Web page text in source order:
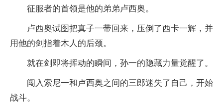
征服者的首领是他的弟弟卢西奥。
卢西奥试图把真子一带回来，压倒了西卡一辉，并
用他的剑指着木人的后颈。
就在剑即将挥动的瞬间，孙一的隐藏力量觉醒了。
闯入索尼一和卢西奥之间的三郎迷失了自己，开始
战斗。